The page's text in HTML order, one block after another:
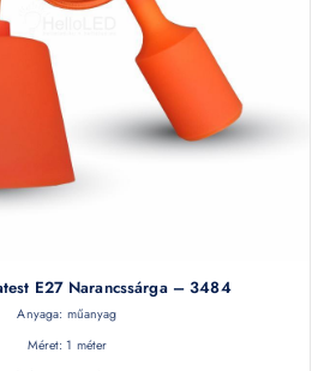
E27 Narancssárga – 3484
Anyaga: műanyag
Méret: 1 méter